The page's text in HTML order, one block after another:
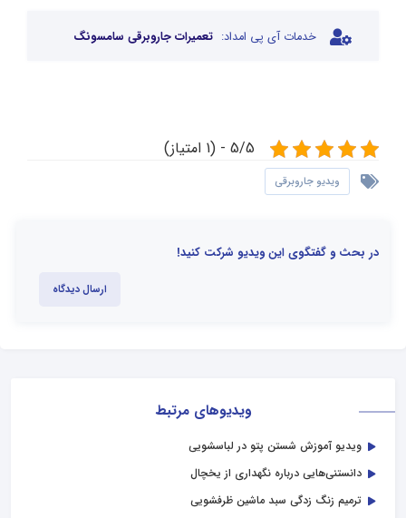
ویدیوهای مرتبط
ویدیو آموزش شستن پتو در لباسشویی
دانستنی‌هایی درباره نگهداری از یخچال
ترمیم زنگ زدگی سبد ماشین ظرفشویی
خدمات آی پی امداد: تعمیرات جاروبرقی سامسونگ
5/5 - (1 امتیاز)
ویدیو جاروبرقی
در بحث و گفتگوی این ویدیو شرکت کنید!
ارسال دیدگاه